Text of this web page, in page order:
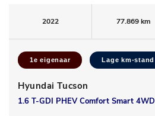
2022 77.869 km
1e eigenaar Lage km-stand
Hyundai Tucson
1.6 T-GDI PHEV Comfort Smart 4WD